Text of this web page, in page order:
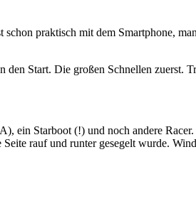
praktisch mit dem Smartphone,
Start. Die großen Schnellen zuerst.
ein Starboot (!) und noch andere
rauf und runter gesegelt wurde.